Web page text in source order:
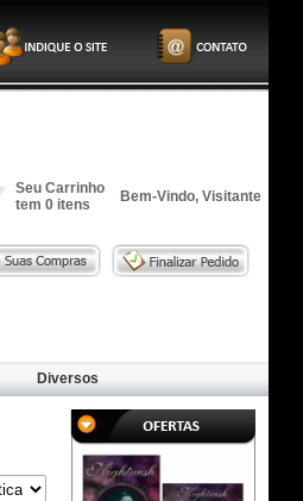
Seu Carrinho
tem 0itens Bem-Vindo, Visitante
Diversos